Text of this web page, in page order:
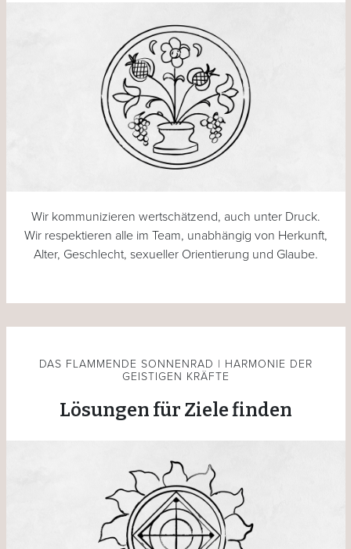
Wir kommunizieren wertschätzend, auch unter Druck.
Wir respektieren alle im Team, unabhängig von Herkunft,
Alter, Geschlecht, sexueller Orientierung und Glaube.
DAS FLAMMENDE SONNENRAD | HARMONIE DER
GEISTIGEN KRÄFTE
Lösungen für Ziele finden